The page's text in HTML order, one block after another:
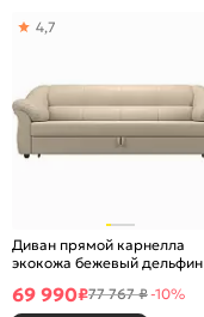
Диван прямой карнелла
экокожа бежевый дельфин
4,7
69 990₽77 767 ₽-10%